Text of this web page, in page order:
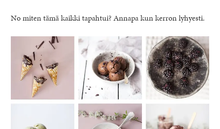
No miten tämä kaikki tapahtui? Annapa kun kerron lyhyesti.